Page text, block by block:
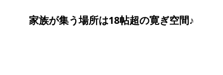
家族が集う場所は18帖超の寛ぎ空間♪